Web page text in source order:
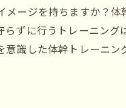
ージを持ちますか？
ずに行うトレーニン
識した体幹トレーニ